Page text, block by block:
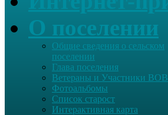
О поселении
Общие сведения о сельском
поселении
Глава поселения
Ветераны и Участники ВОВ
Фотоальбомы
Список старост
Интерактивная карта